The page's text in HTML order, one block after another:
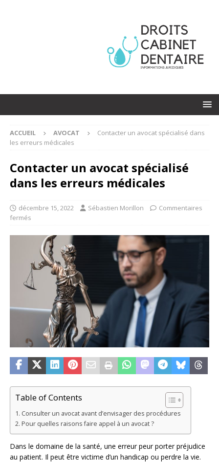
ACCUEIL AVOCAT
Contacter un avocat spécialisé dans
les erreurs médicales
Contacter un avocat spécialisé
dans les erreurs médicales
décembre 15, 2022 Sébastien Morillon
Commentaires
fermés
Table of Contents
Consulter un avocat avant d’envisager des procédures
Pour quelles raisons faire appel à un avocat ?
Dans le domaine de la santé, une erreur peur porter préjudice
au patient. Il peut être victime d’un handicap ou perdre la vie.